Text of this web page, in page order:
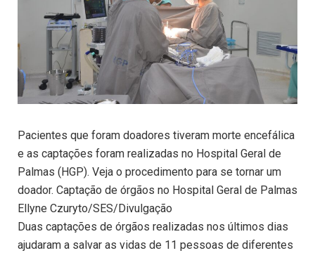
Pacientes que foram doadores tiveram morte encefálica
e as captações foram realizadas no Hospital Geral de
Palmas (HGP). Veja o procedimento para se tornar um
doador. Captação de órgãos no Hospital Geral de Palmas
Ellyne Czuryto/SES/Divulgação
Duas captações de órgãos realizadas nos últimos dias
ajudaram a salvar as vidas de 11 pessoas de diferentes